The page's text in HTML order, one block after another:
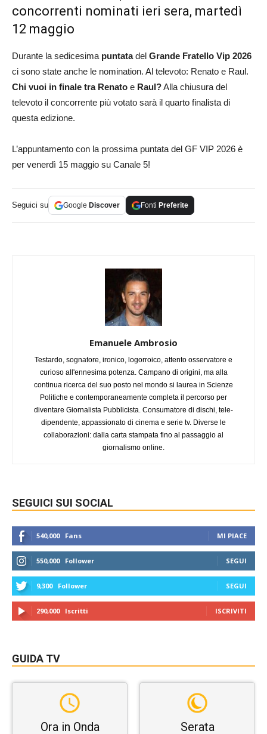
concorrenti nominati ieri sera, martedì
12 maggio
Durante la sedicesimapuntatadel Grande Fratello Vip 2026
ci sono state anche le nomination. Al televoto: Renato e Raul.
Chi vuoi in finale tra Renato e Raul?Alla chiusura del
televoto il concorrente più votato sarà il quarto finalista di
questa edizione.
L’appuntamento con la prossima puntata del GF VIP 2026 è
per venerdì 15 maggio su Canale 5!
Seguici su Google Discover Fonti Preferite
Emanuele Ambrosio
Testardo, sognatore, ironico, logorroico, attento osservatore e
curioso all'ennesima potenza. Campano di origini, ma alla
continua ricerca del suo posto nel mondo si laurea in Scienze
Politiche e contemporaneamente completa il percorso per
diventare Giornalista Pubblicista. Consumatore di dischi, tele-
dipendente, appassionato di cinema e serie tv. Diverse le
collaborazioni: dalla carta stampata fino al passaggio al
giornalismo online.
SEGUICI SUI SOCIAL
540,000 Fans MI PIACE
550,000 Follower SEGUI
9,300 Follower SEGUI
290,000 Iscritti ISCRIVITI
GUIDA TV
Ora in Onda Serata